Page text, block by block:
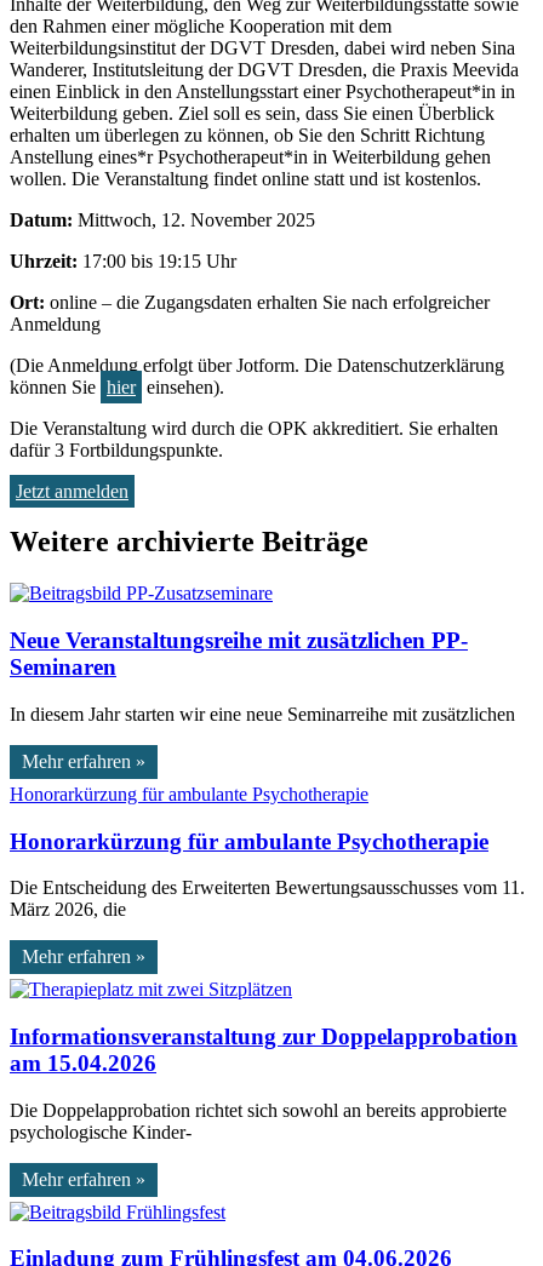
den Rahmen einer mögliche Kooperation mit dem
Weiterbildungsinstitut der DGVT Dresden, dabei wird neben Sina
Wanderer, Institutsleitung der DGVT Dresden, die Praxis Meevida
einen Einblick in den Anstellungsstart einer Psychotherapeut*in in
Weiterbildung geben. Ziel soll es sein, dass Sie einen Überblick
erhalten um überlegen zu können, ob Sie den Schritt Richtung
Anstellung eines*r Psychotherapeut*in in Weiterbildung gehen
wollen. Die Veranstaltung findet online statt und ist kostenlos.
Datum: Mittwoch, 12. November 2025
Uhrzeit: 17:00 bis 19:15 Uhr
Ort: online – die Zugangsdaten erhalten Sie nach erfolgreicher
Anmeldung
(Die Anmeldung erfolgt über Jotform. Die Datenschutzerklärung
können Sie hier einsehen).
Die Veranstaltung wird durch die OPK akkreditiert. Sie erhalten
dafür 3 Fortbildungspunkte.
Jetzt anmelden
Weitere archivierte Beiträge
Neue Veranstaltungsreihe mit zusätzlichen PP-
Seminaren
In diesem Jahr starten wir eine neue Seminarreihe mit zusätzlichen
Mehr erfahren »
Honorarkürzung für ambulante Psychotherapie
Die Entscheidung des Erweiterten Bewertungsausschusses vom 11.
März 2026, die
Mehr erfahren »
Informationsveranstaltung zur Doppelapprobation
am 15.04.2026
Die Doppelapprobation richtet sich sowohl an bereits approbierte
psychologische Kinder-
Mehr erfahren »
Einladung zum Frühlingsfest am 04.06.2026